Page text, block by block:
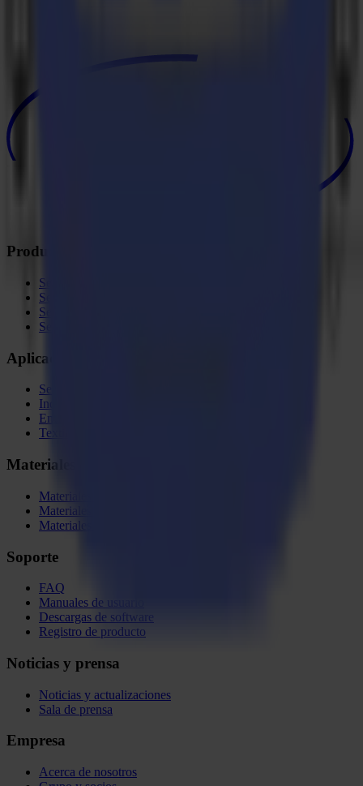
Productos
Serie S
Serie V
Serie F
Serie L
Aplicaciones
Señalización y Display
Industrial
Embalaje
Textil
Materiales
Materiales flexibles
Materiales rígidos
Materiales especiales
Soporte
FAQ
Manuales de usuario
Descargas de software
Registro de producto
Noticias y prensa
Noticias y actualizaciones
Sala de prensa
Empresa
Acerca de nosotros